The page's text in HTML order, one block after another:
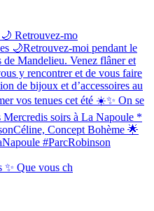
Retrouvez-mo
✨ Que vous ch